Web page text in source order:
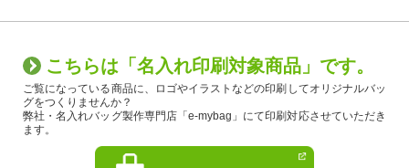
こちらは「名入れ印刷対象商品」です。
ご覧になっている商品に、ロゴやイラストなどの印刷してオリジナルバッ
グをつくりませんか？
弊社・名入れバッグ製作専門店「e-mybag」にて印刷対応させていただき
ます。